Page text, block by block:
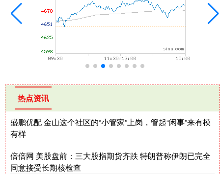
热点资讯
盛鹏优配 金山这个社区的“小管家”上岗，管起“闲事”来有模
有样
倍倍网 美股盘前：三大股指期货齐跌 特朗普称伊朗已完全
同意接受长期核检查